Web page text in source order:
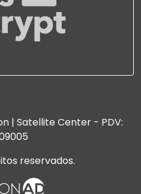
| Satellite Center - PDV:
reservados.